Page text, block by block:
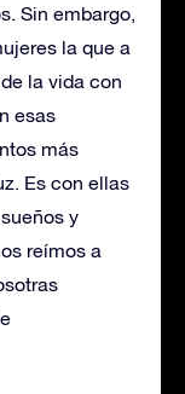
Sin embargo,
la que a
la vida con
esas
más
Es con ellas
y
reímos a